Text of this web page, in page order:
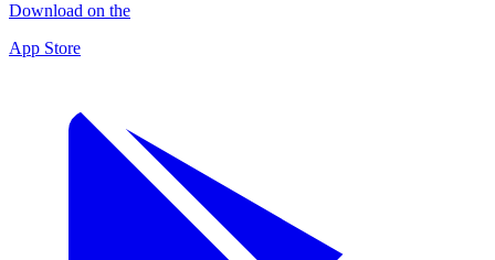
Download on the
App Store